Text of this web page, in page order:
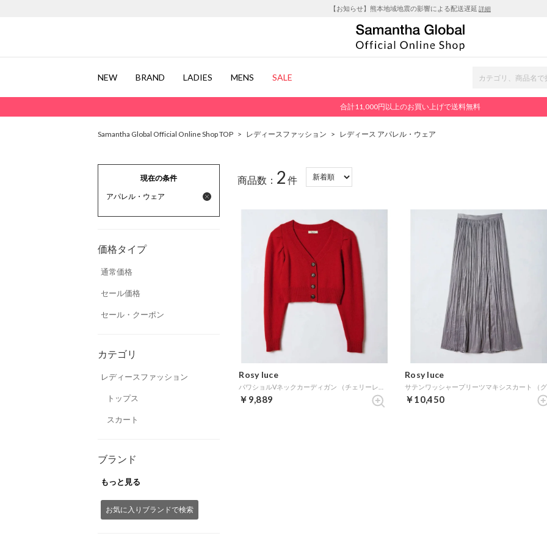
【お知らせ】熊本地域地震の影響による配送遅延 詳細
NEW BRAND LADIES MENS SALE
合計11,000円以上のお買い上げで送料無料
Samantha Global Official Online Shop TOP > レディースファッション > レディース アパレル・ウェア
現在の条件
アパレル・ウェア
価格タイプ
通常価格
セール価格
セール・クーポン
カテゴリ
レディースファッション
トップス
スカート
ブランド
もっと見る
お気に入りブランドで検索
商品数： 2 件
Rosy luce
￥9,889
Rosy luce
￥10,450